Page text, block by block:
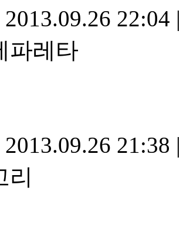
2013.09.26 22:04 |
파레타
2013.09.26 21:38 |
리